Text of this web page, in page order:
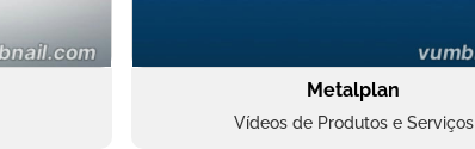
Metalplan
Vídeos de Produtos e Serviços